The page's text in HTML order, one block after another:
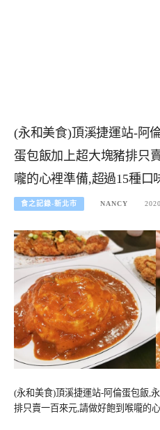
(永和美食)頂溪捷運站-阿
蛋包飯加上超大塊豬排只
嚨的心裡準備,超過15種口
食之記錄-新北市 NANCY
(永和美食)頂溪捷運站-阿倫蛋包飯,
排只賣一百來元,請做好飽到喉嚨的